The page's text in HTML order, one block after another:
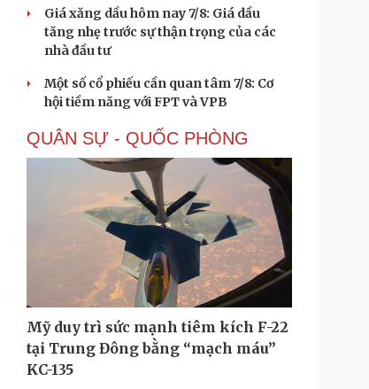
Giá xăng dầu hôm nay 7/8: Giá dầu
tăng nhẹ trước sự thận trọng của các
nhà đầu tư
Một số cổ phiếu cần quan tâm 7/8: Cơ
hội tiềm năng với FPT và VPB
QUÂN SỰ - QUỐC PHÒNG
Mỹ duy trì sức mạnh tiêm kích F-22
tại Trung Đông bằng “mạch máu”
KC-135